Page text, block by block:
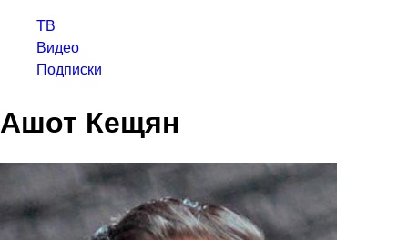
ТВ
Видео
Подписки
Ашот Кещян